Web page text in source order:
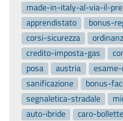
made-in-italy-al-via-il-
apprendistato
bonus-
corsi-sicurezza
credito-imposta-gas
posa
austria
sanificazione
bonus-
segnaletica-stradale
auto-ibride
caro-bollette